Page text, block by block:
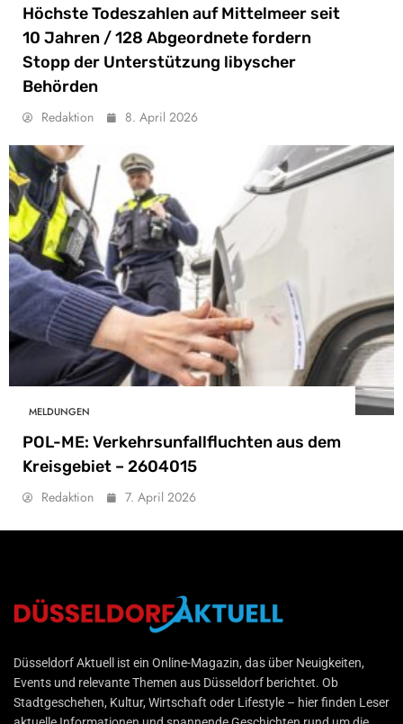
Höchste Todeszahlen auf Mittelmeer seit
10 Jahren / 128 Abgeordnete fordern
Stopp der Unterstützung libyscher
Behörden
Redaktion 8. April 2026
MELDUNGEN
POL-ME: Verkehrsunfallfluchten aus dem
Kreisgebiet – 2604015
Redaktion 7. April 2026
Düsseldorf Aktuell
Düsseldorf Aktuell ist ein Online-Magazin, das über Neuigkeiten,
Events und relevante Themen aus Düsseldorf berichtet. Ob
Stadtgeschehen, Kultur, Wirtschaft oder Lifestyle – hier finden Leser